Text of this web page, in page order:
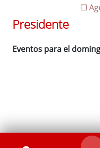
☐
Presidente
Eventos para el